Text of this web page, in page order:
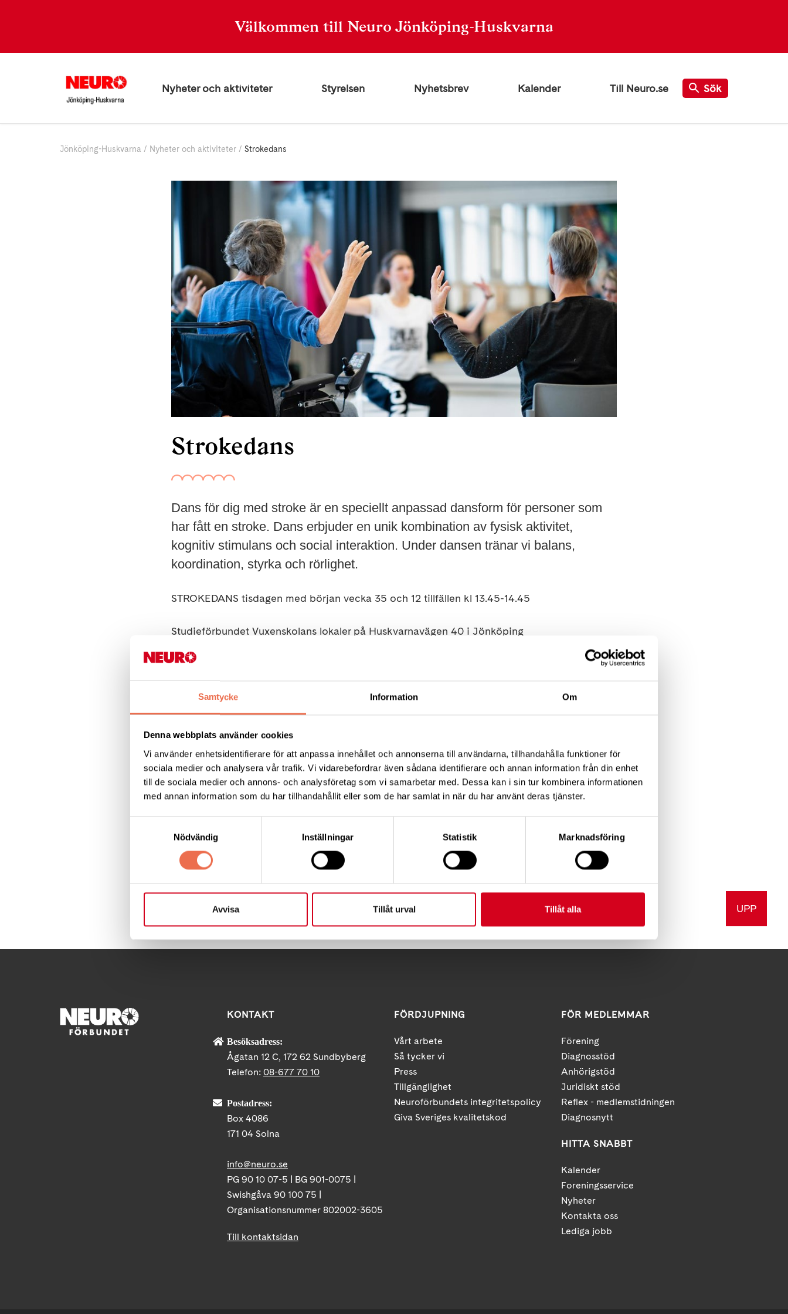
Samtycke Information Om
Denna webbplats använder cookies
Vi använder enhetsidentifierare för att anpassa innehållet och annonserna till användarna, tillhandahålla funktioner för
sociala medier och analysera vår trafik. Vi vidarebefordrar även sådana identifierare och annan information från din enhet
till de sociala medier och annons- och analysföretag som vi samarbetar med. Dessa kan i sin tur kombinera informationen
med annan information som du har tillhandahållit eller som de har samlat in när du har använt deras tjänster.
Nödvändig
Inställningar Statistik Marknadsföring
Avvisa Tillåt urval Tillåt alla
Välkommen till Neuro Jönköping-Huskvarna
Nyheter och aktiviteter Styrelsen Nyhetsbrev Kalender Till Neuro.se Sök
Jönköping-Huskvarna Nyheter och aktiviteter Strokedans
Strokedans
Dans för dig med stroke är en speciellt anpassad dansform för personer som
har fått en stroke. Dans erbjuder en unik kombination av fysisk aktivitet,
kognitiv stimulans och social interaktion. Under dansen tränar vi balans,
koordination, styrka och rörlighet.
STROKEDANS tisdagen med början vecka 35 och 12 tillfällen kl 13.45-14.45
Studieförbundet Vuxenskolans lokaler på Huskvarnavägen 40 i Jönköping
Kostnad EJ medlem i Neuro 750 kr. Medlemmar betalar endast 300 kr. Anmälan:
www.sv.se/studio11
Vid anmälan ange i noteringsfältet att du är medlem!
Frågor: Therese Fröberg, 0704-313912, therese.froberg@sv.se
Klicka på länken nedan för mer information
Arrangeras av Neuro Jönköping regionförbund
Dela denna sida: Skriv ut UPP
KONTAKT
Besöksadress:
Ågatan 12 C, 172 62 Sundbyberg
Telefon: 08-677 70 10
Postadress:
Box 4086
171 04 Solna
info@neuro.se
PG 90 10 07-5 | BG 901-0075 |
Swishgåva 90 100 75 |
Organisationsnummer 802002-3605
Till kontaktsidan
FÖRDJUPNING
Vårt arbete
Så tycker vi
Press
Tillgänglighet
Neuroförbundets integritetspolicy
Giva Sveriges kvalitetskod
FÖR MEDLEMMAR
Förening
Diagnosstöd
Anhörigstöd
Juridiskt stöd
Reflex - medlemstidningen
Diagnosnytt
HITTA SNABBT
Kalender
Foreningsservice
Nyheter
Kontakta oss
Lediga jobb